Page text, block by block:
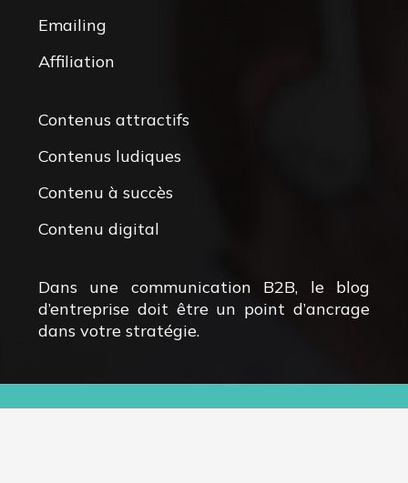
Emailing
Affiliation
Contenus attractifs
Contenus ludiques
Contenu à succès
Contenu digital
Dans une communication B2B, le blog
d’entreprise doit être un point d’ancrage
dans votre stratégie.